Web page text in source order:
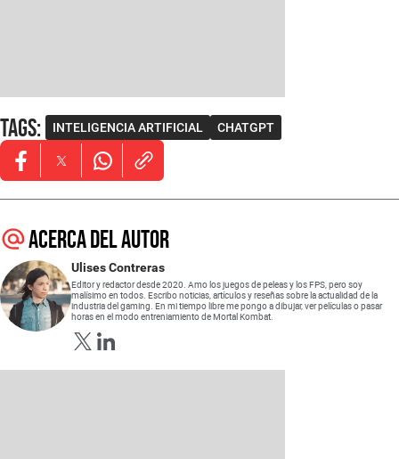
Tags: INTELIGENCIA ARTIFICIAL CHATGPT
Opens in new window
Opens in new window
Opens in new window
Acerca del autor
Ulises Contreras
Editor y redactor desde 2020. Amo los juegos de peleas y los FPS, pero soy
malísimo en todos. Escribo noticias, artículos y reseñas sobre la actualidad de la
industria del gaming. En mi tiempo libre me pongo a dibujar, ver películas o pasar
horas en el modo entreniamiento de Mortal Kombat.
Opens in new window
Opens in new window